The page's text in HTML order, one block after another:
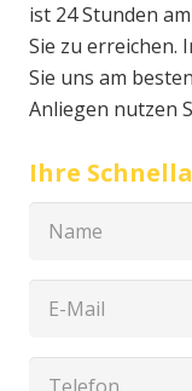
ist 24 Stunden am Tag an 365 Tagen im Jahr zu für
Sie zu erreichen. In
Sie uns am
Anliegen nutzen
Ihre